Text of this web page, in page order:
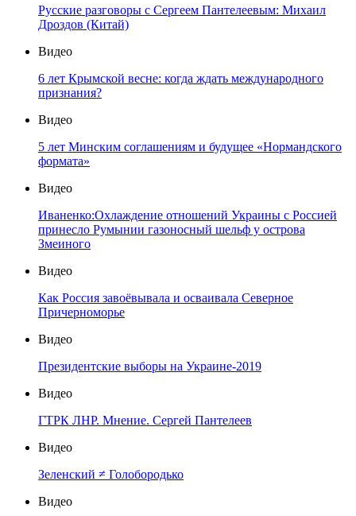
Русские разговоры с Сергеем Пантелеевым: Михаил
Дроздов (Китай)
Видео
6 лет Крымской весне: когда ждать международного
признания?
Видео
5 лет Минским соглашениям и будущее «Нормандского
формата»
Видео
Иваненко:Охлаждение отношений Украины с Россией
принесло Румынии газоносный шельф у острова
Змеиного
Видео
Как Россия завоёвывала и осваивала Северное
Причерноморье
Видео
Президентские выборы на Украине-2019
Видео
ГТРК ЛНР. Мнение. Сергей Пантелеев
Видео
Зеленский ≠ Голобородько
Видео